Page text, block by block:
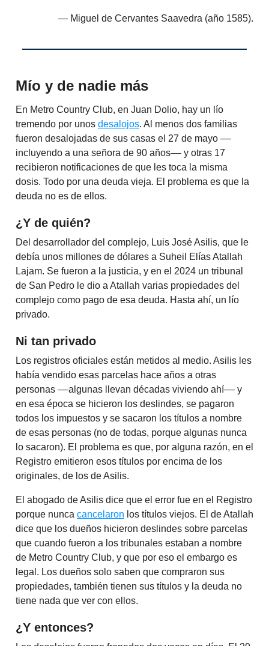
― Miguel de Cervantes Saavedra (año 1585).
Mío y de nadie más
En Metro Country Club, en Juan Dolio, hay un lío
tremendo por unos desalojos. Al menos dos familias
fueron desalojadas de sus casas el 27 de mayo ––
incluyendo a una señora de 90 años–– y otras 17
recibieron notificaciones de que les toca la misma
dosis. Todo por una deuda vieja. El problema es que la
deuda no es de ellos.
¿Y de quién?
Del desarrollador del complejo, Luis José Asilis, que le
debía unos millones de dólares a Suheil Elías Atallah
Lajam. Se fueron a la justicia, y en el 2024 un tribunal
de San Pedro le dio a Atallah varias propiedades del
complejo como pago de esa deuda. Hasta ahí, un lío
privado.
Ni tan privado
Los registros oficiales están metidos al medio. Asilis les
había vendido esas parcelas hace años a otras
personas ––algunas llevan décadas viviendo ahí–– y
en esa época se hicieron los deslindes, se pagaron
todos los impuestos y se sacaron los títulos a nombre
de esas personas (no de todas, porque algunas nunca
lo sacaron). El problema es que, por alguna razón, en el
Registro emitieron esos títulos por encima de los
originales, de los de Asilis.
El abogado de Asilis dice que el error fue en el Registro
porque nunca cancelaron los títulos viejos. El de Atallah
dice que los dueños hicieron deslindes sobre parcelas
que cuando fueron a los tribunales estaban a nombre
de Metro Country Club, y que por eso el embargo es
legal. Los dueños solo saben que compraron sus
propiedades, también tienen sus títulos y la deuda no
tiene nada que ver con ellos.
¿Y entonces?